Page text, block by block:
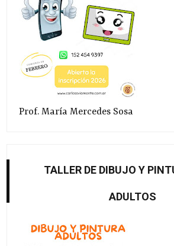
Prof. María Mercedes Sosa
TALLER DE DIBUJO Y
ADULTOS